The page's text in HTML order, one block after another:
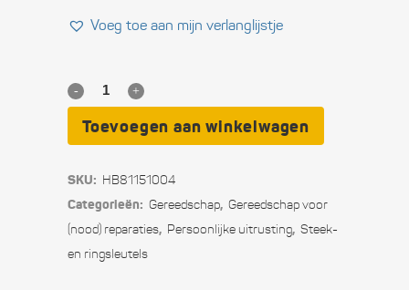
Voeg toe aan mijn verlanglijstje
RVS
verstelbare
150
X
18
Toevoegen aan winkelwagen
SKU: HB81151004
Categorieën: Gereedschap, Gereedschap voor
(nood) reparaties, Persoonlijke uitrusting, Steek-
en ringsleutels